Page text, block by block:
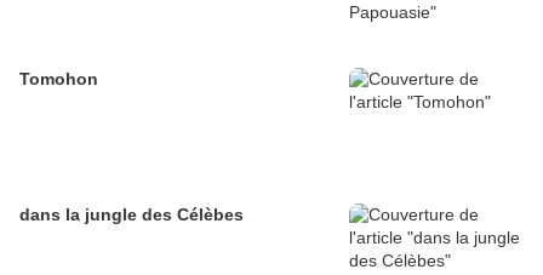
Tomohon
dans la jungle des Célèbes